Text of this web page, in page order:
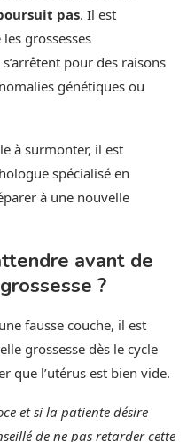
pas. Il est
grossesses
pour des raisons
génétiques ou
à surmonter, il est
spécialisé en
à une nouvelle
avant de
?
fausse couche, il est
grossesse dès le cycle
que l’utérus est bien vide.
et si la patiente désire
de ne pas retarder cette